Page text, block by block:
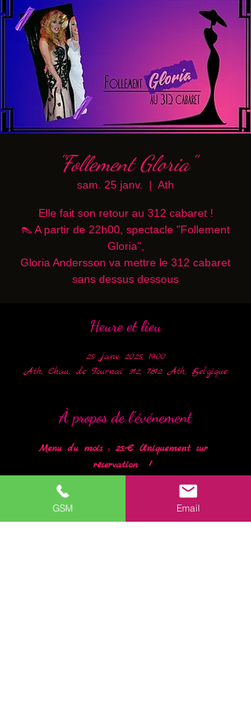
"Follement Gloria"
sam. 25 janv.
  |
Ath
Elle fait son retour au 312 cabaret !
👠 A partir de 22h00, spectacle "Follement
Gloria",
Gloria Andersson va mettre le 312 cabaret
sans dessus dessous
Heure et lieu
25 janv. 2025, 19:00
Ath, Chau. de Tournai 312, 7812 Ath, Belgique
À propos de l'événement
Menu du mois : 25,-€ Uniquement sur
réservation  !
Soupe de carottes au boursin
GSM Email